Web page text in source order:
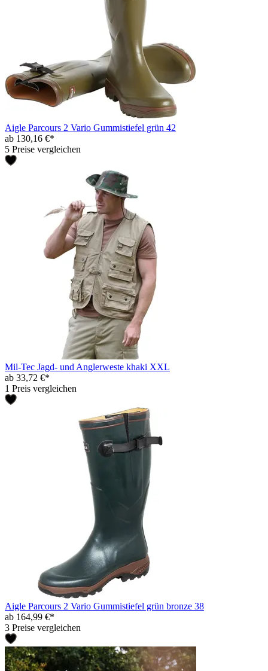
Aigle Parcours 2 Vario Gummistiefel grün 42
ab 130,16 €*
5 Preise vergleichen
Mil-Tec Jagd- und Anglerweste khaki XXL
ab 33,72 €*
1 Preis vergleichen
Aigle Parcours 2 Vario Gummistiefel grün bronze 38
ab 164,99 €*
3 Preise vergleichen